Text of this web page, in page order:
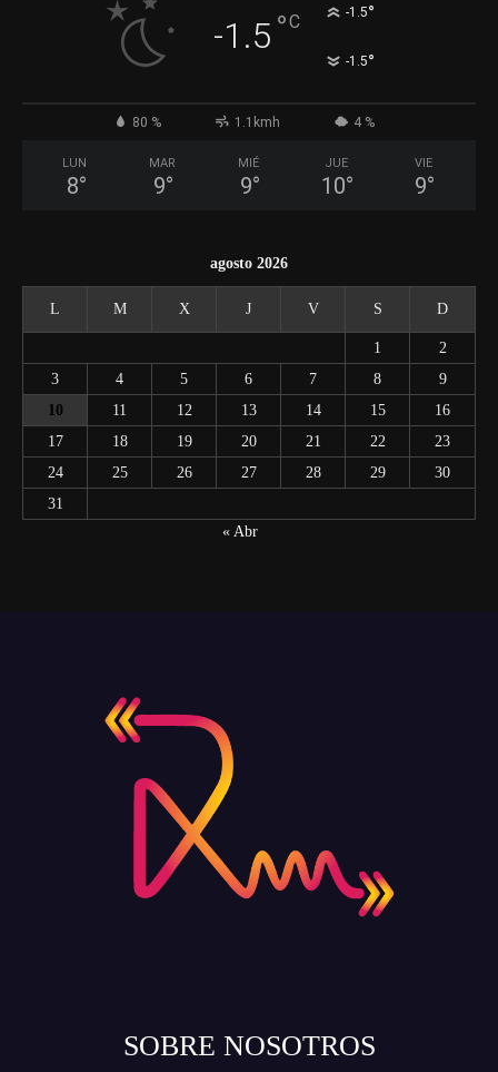
-1.5 °C -1.5°
-1.5°
80 % 1.1kmh 4 %
LUN
8°
MAR
9°
MIÉ
9°
JUE
10°
VIE
9°
agosto 2026
L M X J V S D
1
2
3
4 5 6 7 8
9
10
11 12 13 14 15
16
17
18 19 20 21 22
23
24
25 26 27 28 29
30
31
« Abr
SOBRE NOSOTROS